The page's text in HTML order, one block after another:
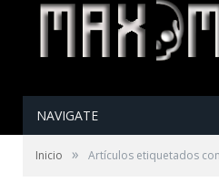
NAVIGATE
Inicio » Artículos etiquetados